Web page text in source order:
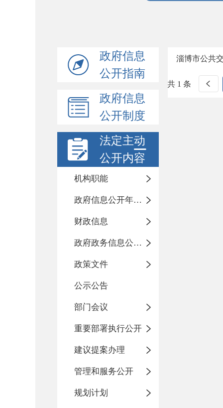
政府信息
公开指南
政府信息
公开制度
法定主动
公开内容
机构职能
政府信息公开年度报告
财政信息
政府政务信息公开目录
政策文件
公示公告
部门会议
重要部署执行公开
建议提案办理
管理和服务公开
规划计划
淄博市公共
共 1 条